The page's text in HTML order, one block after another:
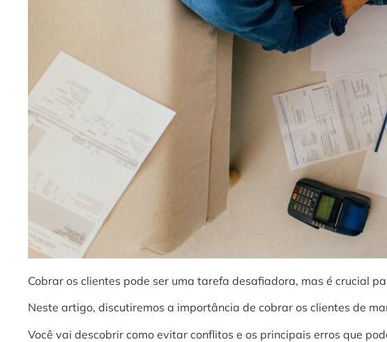
Cobrar os clientes pode ser uma tarefa desafiadora, mas é crucial
Neste artigo, discutiremos a importância de cobrar os clientes de
Você vai descobrir como evitar conflitos e os principais erros que